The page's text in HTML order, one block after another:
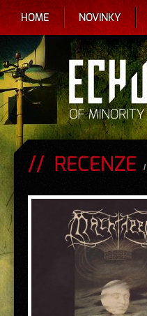
HOME NOVINKY
RECENZE /